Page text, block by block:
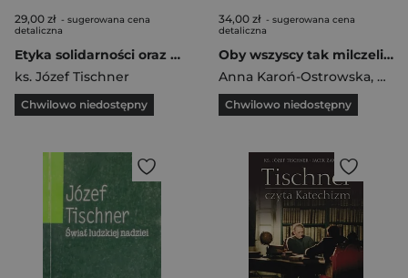
29,00 zł - sugerowana cena
detaliczna
Etyka solidarności oraz Homo sovieticus
ks. Józef Tischner
Chwilowo niedostępny
34,00 zł - sugerowana cena
detaliczna
Oby wszyscy tak milczeli o Bogu! Z ks. Józefem Tischnerem rozmawia Anna Karoń-Ostrowska
Anna Karoń-Ostrowska, ks.
Chwilowo niedostępny